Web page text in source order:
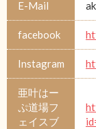
E-Mail
facebook
Instagram
亜叶はー
ぷ道場フ
ェイスブ